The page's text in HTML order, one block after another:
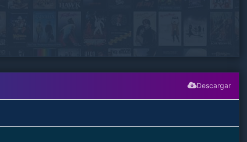
Descargar